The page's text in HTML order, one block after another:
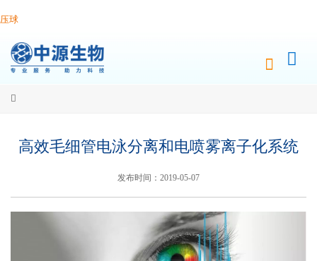
压球
高效毛细管电泳分离和电喷雾离子化系统
发布时间：2019-05-07